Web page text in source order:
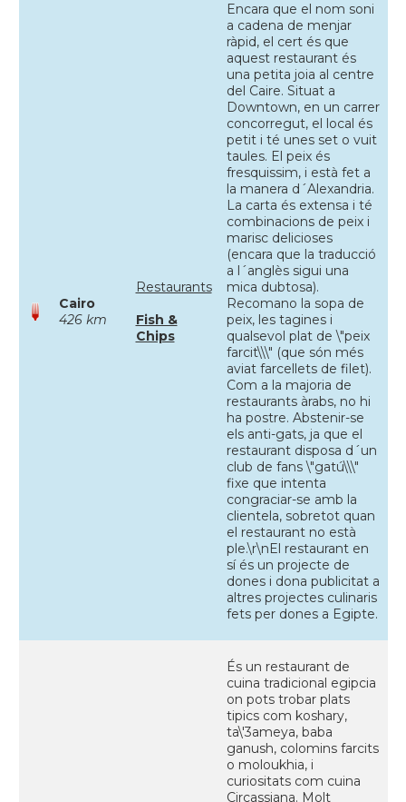
Cairo
426 km
Restaurants
Fish &
Chips
Encara que el nom soni
a cadena de menjar
ràpid, el cert és que
aquest restaurant és
una petita joia al centre
del Caire. Situat a
Downtown, en un carrer
concorregut, el local és
petit i té unes set o vuit
taules. El peix és
fresquissim, i està fet a
la manera d´Alexandria.
La carta és extensa i té
combinacions de peix i
marisc delicioses
(encara que la traducció
a l´anglès sigui una
mica dubtosa).
Recomano la sopa de
peix, les tagines i
qualsevol plat de \"peix
farcit\\\" (que són més
aviat farcellets de filet).
Com a la majoria de
restaurants àrabs, no hi
ha postre. Abstenir-se
els anti-gats, ja que el
restaurant disposa d´un
club de fans \"gatú\\\"
fixe que intenta
congraciar-se amb la
clientela, sobretot quan
el restaurant no està
ple.\r\nEl restaurant en
sí és un projecte de
dones i dona publicitat a
altres projectes culinaris
fets per dones a Egipte.
És un restaurant de
cuina tradicional egipcia
on pots trobar plats
tipics com koshary,
ta\'3ameya, baba
ganush, colomins farcits
o moloukhia, i
curiositats com cuina
Circassiana. Molt